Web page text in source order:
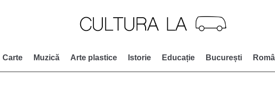
Carte Muzică Arte plastice Istorie Educație București